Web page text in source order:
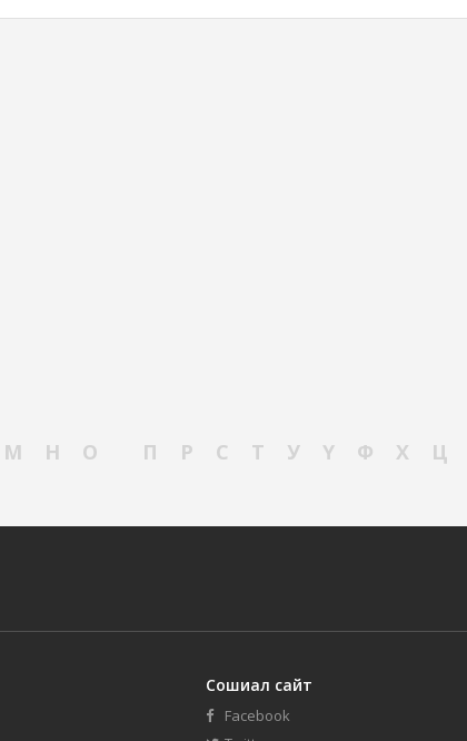
М Н О П Р С Т У Ү Ф Х Ц
Сошиал сайт
Facebook